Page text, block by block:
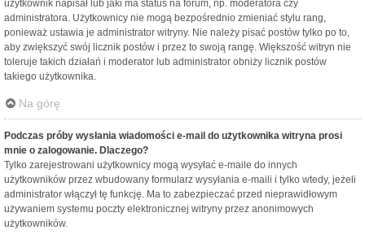
użytkownik napisał lub jaki ma status na forum, np. moderatora czy
administratora. Użytkownicy nie mogą bezpośrednio zmieniać stylu rang,
ponieważ ustawia je administrator witryny. Nie należy pisać postów tylko po to,
aby zwiększyć swój licznik postów i przez to swoją rangę. Większość witryn nie
toleruje takich działań i moderator lub administrator obniży licznik postów
takiego użytkownika.
Na górę
Podczas próby wysłania wiadomości e-mail do użytkownika witryna prosi
mnie o zalogowanie. Dlaczego?
Tylko zarejestrowani użytkownicy mogą wysyłać e-maile do innych
użytkowników przez wbudowany formularz wysyłania e-maili i tylko wtedy, jeżeli
administrator włączył tę funkcję. Ma to zabezpieczać przed nieprawidłowym
używaniem systemu poczty elektronicznej witryny przez anonimowych
użytkowników.